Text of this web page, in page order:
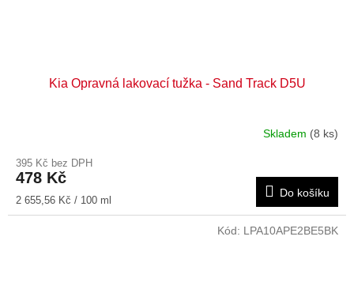
Kia Opravná lakovací tužka - Sand Track D5U
Skladem (8 ks)
395 Kč bez DPH
478 Kč
Měrná
cena:
2 655,56 Kč / 100 ml
Do košíku
Kód: LPA10APE2BE5BK